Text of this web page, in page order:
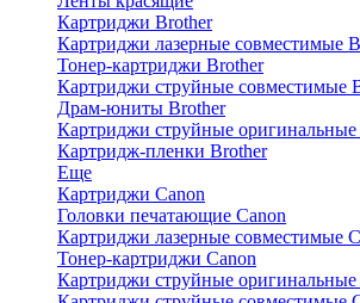
Картриджи Brother
Картриджи лазерные совместимые
Тонер-картриджи Brother
Картриджи струйные совместимые
Драм-юниты Brother
Картриджи струйные оригинальные
Картридж-пленки Brother
Еще
Картриджи Canon
Головки печатающие Canon
Картриджи лазерные совместимые
Тонер-картриджи Canon
Картриджи струйные оригинальные